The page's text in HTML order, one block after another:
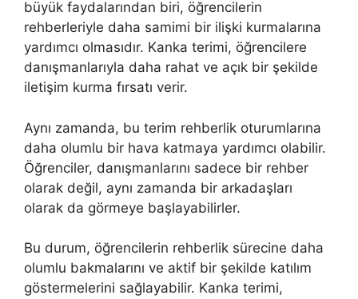
büyük faydalarından biri, öğrencilerin
rehberleriyle daha samimi bir ilişki kurmalarına
yardımcı olmasıdır. Kanka terimi, öğrencilere
danışmanlarıyla daha rahat ve açık bir şekilde
iletişim kurma fırsatı verir.
Aynı zamanda, bu terim rehberlik oturumlarına
daha olumlu bir hava katmaya yardımcı olabilir.
Öğrenciler, danışmanlarını sadece bir rehber
olarak değil, aynı zamanda bir arkadaşları
olarak da görmeye başlayabilirler.
Bu durum, öğrencilerin rehberlik sürecine daha
olumlu bakmalarını ve aktif bir şekilde katılım
göstermelerini sağlayabilir. Kanka terimi,